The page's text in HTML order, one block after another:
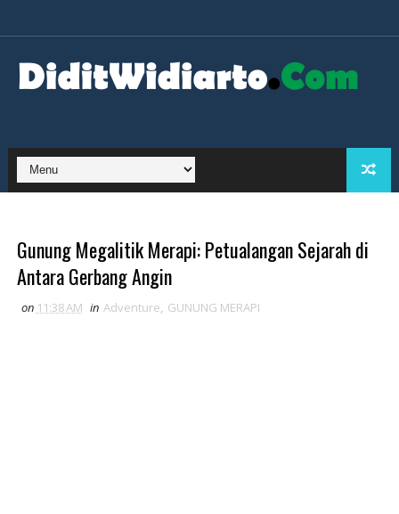
Gunung Megalitik Merapi: Petualangan Sejarah di
Antara Gerbang Angin
on 11:38 AM in Adventure, GUNUNG MERAPI